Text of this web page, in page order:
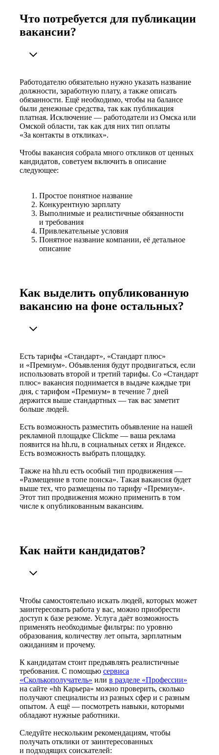
Что потребуется для публикации
вакансии?
Работодателю обязательно нужно указать название
должности, заработную плату, а также описать
обязанности. Ещё необходимо, чтобы на балансе
были денежные средства, так как публикация
платная. Исключение — работодатели из Омска или
Омской области, так как для них тип оплаты
«За контакты в откликах».
Чтобы вакансия собрала много откликов от ценных
кандидатов, советуем включить в описание
следующее:
Простое понятное название
Конкурентную зарплату
Выполнимые и реалистичные обязанности
и требования
Привлекательные условия
Понятное название компании, её детальное
описание
Как выделить опубликованную
вакансию на фоне остальных?
Есть тарифы «Стандарт», «Стандарт плюс»
и «Премиум». Объявления будут продвигаться, если
использовать второй и третий тарифы. Со «Стандарт
плюс» вакансия поднимается в выдаче каждые три
дня, с тарифом «Премиум» в течение 7 дней
держится выше стандартных — так вас заметит
больше людей.
Есть возможность разместить объявление на нашей
рекламной площадке Clickme — ваша реклама
появится на hh.ru, в социальных сетях и Яндексе.
Есть возможность выбрать площадку.
Также на hh.ru есть особый тип продвижения —
«Размещение в топе поиска». Такая вакансия будет
выше тех, что размещены по тарифу «Премиум».
Этот тип продвижения можно применить в том
числе к опубликованным вакансиям.
Как найти кандидатов?
Чтобы самостоятельно искать людей, которых может
заинтересовать работа у вас, можно приобрести
доступ к базе резюме. Услуга даёт возможность
применять необходимые фильтры: по уровню
образования, количеству лет опыта, зарплатным
ожиданиям и прочему.
К кандидатам стоит предъявлять реалистичные
требования. С помощью сервиса
«Сколькополучатель» или в разделе «Профессии»
на сайте «hh Карьера» можно проверить, сколько
получают специалисты из разных сфер и с разным
опытом. А ещё — посмотреть навыки, которыми
обладают нужные работники.
Следуйте нескольким рекомендациям, чтобы
получать отклики от заинтересованных
и подходящих соискателей: